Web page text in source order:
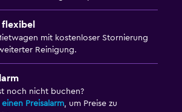
flexibel
mit kostenloser Stornierung
Reinigung.
noch nicht buchen?
einen Preisalarm, um Preise zu